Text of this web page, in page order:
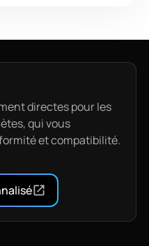
directes pour les
qui vous
et compatibilité.